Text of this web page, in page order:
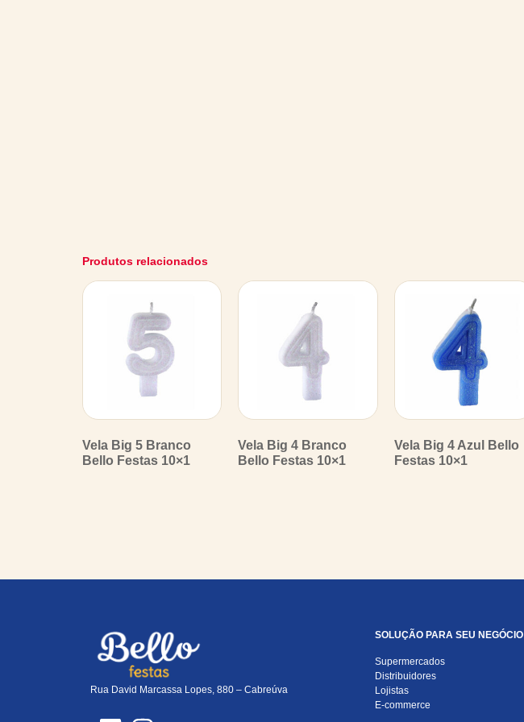
Produtos relacionados
Vela Big 5 Branco
Bello Festas 10×1
Vela Big 4 Branco
Bello Festas 10×1
Vela Big 4 Azul Bello
Festas 10×1
Rua David Marcassa Lopes, 880 – Cabreúva
SOLUÇÃO PARA SEU NEGÓCIO
Supermercados
Distribuidores
Lojistas
E-commerce